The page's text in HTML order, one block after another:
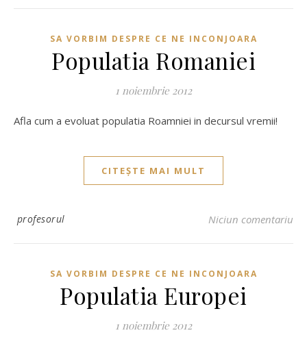
SA VORBIM DESPRE CE NE INCONJOARA
Populatia Romaniei
1 noiembrie 2012
Afla cum a evoluat populatia Roamniei in decursul vremii!
CITEȘTE MAI MULT
profesorul Niciun comentariu
SA VORBIM DESPRE CE NE INCONJOARA
Populatia Europei
1 noiembrie 2012